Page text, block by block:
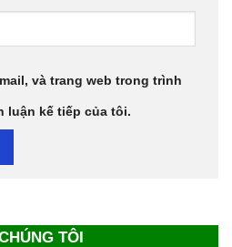
và trang web trong trình
luận kế tiếp của tôi.
TÔI